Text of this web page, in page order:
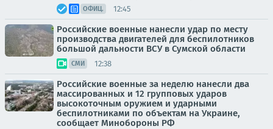
ОФИЦ. 12:45
Российские военные нанесли удар по месту
производства двигателей для беспилотников
большой дальности ВСУ в Сумской области
СМИ 12:38
Российские военные за неделю нанесли два
массированных и 12 групповых ударов
высокоточным оружием и ударными
беспилотниками по объектам на Украине,
сообщает Минобороны РФ